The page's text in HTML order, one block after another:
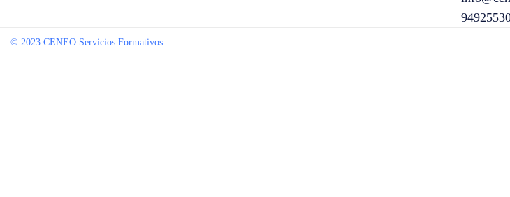
© 2023 CENEO Servicios Formativos